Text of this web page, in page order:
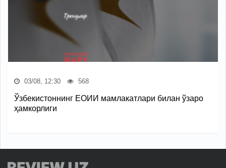
03/08, 12:30 568
Ўзбекистоннинг ЕОИИ мамлакатлари билан ўзаро
ҳамкорлиги